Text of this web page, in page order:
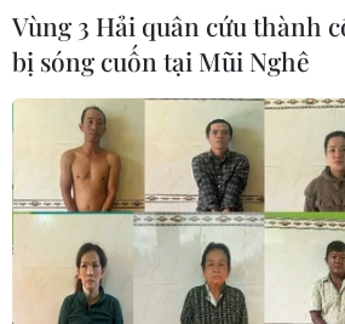
HLV Park Hang-seo chốt
thủ tham gia trận Việt
15/06/2021 07:16
Các cầu thủ không được đăng ký
đấu chính thức bao gồm Tuấn Anh,
Hoàng Anh, Tấn Tài và Văn Xuân.
Vùng 3 Hải quân cứu thành
bị sóng cuốn tại Mũi Nghê